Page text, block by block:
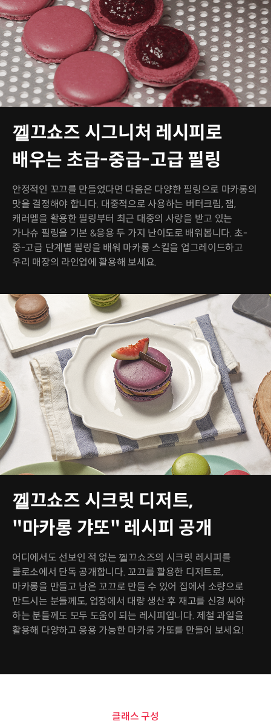
껠끄쇼즈 시그니처 레시피로
배우는 초급-중급-고급 필링
안정적인 꼬끄를 만들었다면 다음은 다양한 필링으로 마카롱의
맛을 결정해야 합니다. 대중적으로 사용하는 버터크림, 잼,
캐러멜을 활용한 필링부터 최근 대중의 사랑을 받고 있는
가나슈 필링을 기본 &응용 두 가지 난이도로 배워봅니다. 초-
중-고급 단계별 필링을 배워 마카롱 스킬을 업그레이드하고
우리 매장의 라인업에 활용해 보세요.
껠끄쇼즈 시크릿 디저트,
"마카롱 갸또" 레시피 공개
어디에서도 선보인 적 없는 껠끄쇼즈의 시크릿 레시피를
콜로소에서 단독 공개합니다. 꼬끄를 활용한 디저트로,
마카롱을 만들고 남은 꼬끄로 만들 수 있어 집에서 소량으로
만드시는 분들께도, 업장에서 대량 생산 후 재고를 신경 써야
하는 분들께도 모두 도움이 되는 레시피입니다. 제철 과일을
활용해 다양하고 응용 가능한 마카롱 갸또를 만들어 보세요!
클래스 구성